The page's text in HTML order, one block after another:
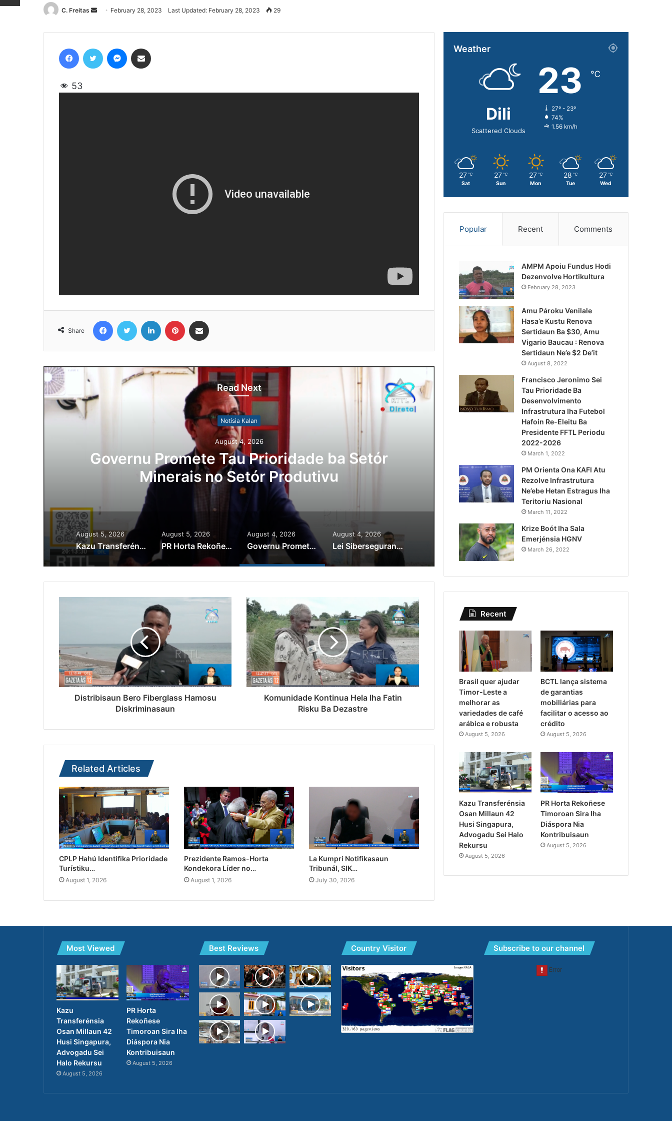
C. Freitas
Send
email
February 28, 2023 Last Updated: February 28, 2023 29
53
Share
Read Next
Notísia Kalan
August 4, 2026
Governu Promete Tau Prioridade ba Setór
Minerais no Setór Produtivu
Lei Siberseguransa Ajuda
Kaptura Autór Kriminozu
Estranjeiru
August 5, 2026
Kazu Transferénsia Osan Millaun 42 Husi Singapura, Advogadu Sei Halo Rekursu
August 5, 2026
PR Horta Rekoñese Timoroan Sira Iha Diáspora Nia Kontribuisaun
August 4, 2026
Governu Promete Tau Prioridade ba Setór Minerais no Setór Produtivu
August 4, 2026
Lei Siberseguransa Ajuda Autoridade Polisiál Kaptura Autór Kriminozu ho Paradeiru Iha Estranjeiru
Distribisaun Bero Fiberglass Hamosu
Diskriminasaun
Komunidade Kontinua Hela Iha Fatin
Risku Ba Dezastre
Related Articles
CPLP Hahú Identifika Prioridade
Turístiku…
August 1, 2026
Prezidente Ramos-Horta
Kondekora Líder no…
August 1, 2026
La Kumpri Notifikasaun
Tribunál, SIK…
July 30, 2026
Weather
Dili
Scattered Clouds
23 ℃
27º - 23º
74%
1.56 km/h
27 ℃
Sat
27 ℃
Sun
27 ℃
Mon
28 ℃
Tue
27 ℃
Wed
Popular Recent Comments
AMPM Apoiu Fundus Hodi
Dezenvolve Hortikultura
February 28, 2023
Amu Pároku Venilale
Hasa’e Kustu Renova
Sertidaun Ba $30, Amu
Vigario Baucau : Renova
Sertidaun Ne’e $2 De’it
August 8, 2022
Francisco Jeronimo Sei
Tau Prioridade Ba
Desenvolvimento
Infrastrutura Iha Futebol
Hafoin Re-Eleitu Ba
Presidente FFTL Periodu
2022-2026
March 1, 2022
PM Orienta Ona KAFI Atu
Rezolve Infrastrutura
Ne’ebe Hetan Estragus Iha
Teritoriu Nasional
March 11, 2022
Krize Boót Iha Sala
Emerjénsia HGNV
March 26, 2022
Recent
Brasil quer ajudar
Timor-Leste a
melhorar as
variedades de café
arábica e robusta
August 5, 2026
BCTL lança sistema
de garantias
mobiliárias para
facilitar o acesso ao
crédito
August 5, 2026
Kazu Transferénsia
Osan Millaun 42
Husi Singapura,
Advogadu Sei Halo
Rekursu
August 5, 2026
PR Horta Rekoñese
Timoroan Sira Iha
Diáspora Nia
Kontribuisaun
August 5, 2026
Most Viewed
Kazu
Transferénsia
Osan Millaun 42
Husi Singapura,
Advogadu Sei
Halo Rekursu
August 5, 2026
PR Horta
Rekoñese
Timoroan Sira Iha
Diáspora Nia
Kontribuisaun
August 5, 2026
Best Reviews Country Visitor Subscribe to our channel